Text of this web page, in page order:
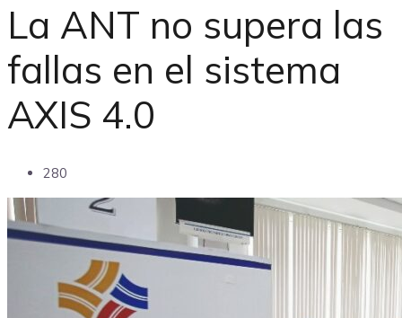
La ANT no supera las
fallas en el sistema
AXIS 4.0
280